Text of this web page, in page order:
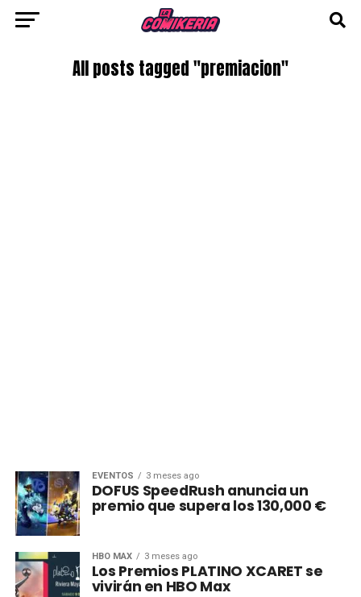
All posts tagged "premiacion"
EVENTOS 3 meses ago
DOFUS SpeedRush anuncia un
premio que supera los 130,000 €
HBO MAX 3 meses ago
Los Premios PLATINO XCARET se
vivirán en HBO Max